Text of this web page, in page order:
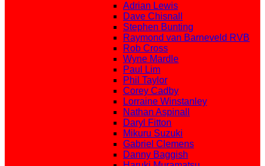
Adrian Lewis
Dave Chisnall
Stephen Bunting
Raymond van Barneveld RVB
Rob Cross
Wyne Mardle
Paul Lim
Phil Taylor
Corey Cadby
Lorraine Winstanley
Nathan Aspinall
Daryl Fitton
Mikuru Suzuki
Gabriel Clemens
Danny Baggish